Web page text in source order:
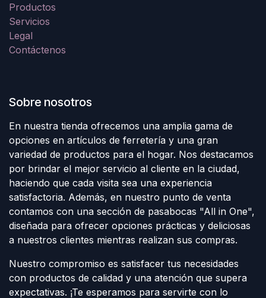
Productos
Servicios
Legal
Contáctenos
Sobre nosotros
En nuestra tienda ofrecemos una amplia gama de
opciones en artículos de ferretería y una gran
variedad de productos para el hogar. Nos destacamos
por brindar el mejor servicio al cliente en la ciudad,
haciendo que cada visita sea una experiencia
satisfactoria. Además, en nuestro punto de venta
contamos con una sección de pasabocas "All in One",
diseñada para ofrecer opciones prácticas y deliciosas
a nuestros clientes mientras realizan sus compras.
Nuestro compromiso es satisfacer tus necesidades
con productos de calidad y una atención que supera
expectativas. ¡Te esperamos para servirte con lo